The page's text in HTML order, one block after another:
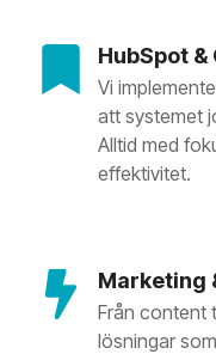
HubSpot &
Vi
att systemet
Alltid med
effektivitet.
Marketing
Från content
lösningar